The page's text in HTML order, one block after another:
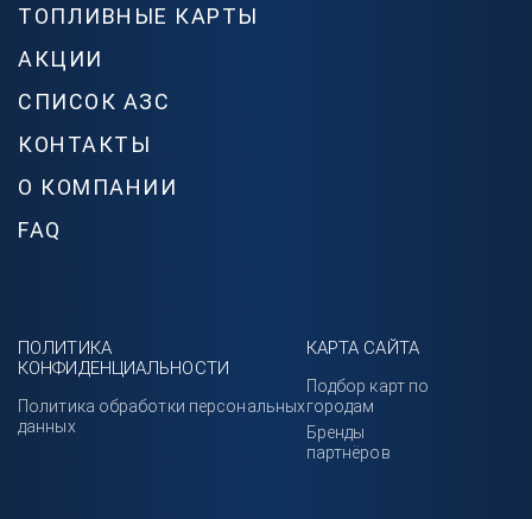
ТОПЛИВНЫЕ КАРТЫ
АКЦИИ
СПИСОК АЗС
КОНТАКТЫ
О КОМПАНИИ
FAQ
ПОЛИТИКА
КОНФИДЕНЦИАЛЬНОСТИ
Политика обработки персональных
данных
КАРТА САЙТА
Подбор карт по
городам
Бренды
партнёров